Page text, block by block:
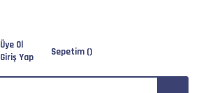
Üye Ol
Giriş Yap
Sepetim ()